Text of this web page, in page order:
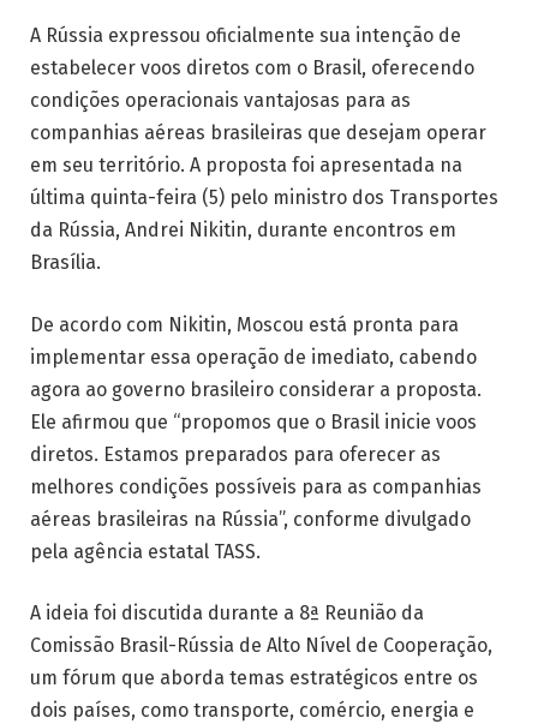
A Rússia expressou oficialmente sua intenção de
estabelecer voos diretos com o Brasil, oferecendo
condições operacionais vantajosas para as
companhias aéreas brasileiras que desejam operar
em seu território. A proposta foi apresentada na
última quinta-feira (5) pelo ministro dos Transportes
da Rússia, Andrei Nikitin, durante encontros em
Brasília.
De acordo com Nikitin, Moscou está pronta para
implementar essa operação de imediato, cabendo
agora ao governo brasileiro considerar a proposta.
Ele afirmou que “propomos que o Brasil inicie voos
diretos. Estamos preparados para oferecer as
melhores condições possíveis para as companhias
aéreas brasileiras na Rússia”, conforme divulgado
pela agência estatal TASS.
A ideia foi discutida durante a 8ª Reunião da
Comissão Brasil-Rússia de Alto Nível de Cooperação,
um fórum que aborda temas estratégicos entre os
dois países, como transporte, comércio, energia e